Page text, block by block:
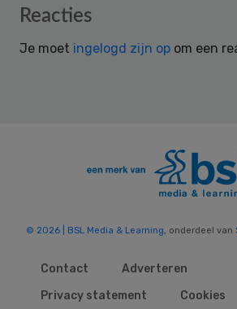
Reader
Reacties
Je moet ingelogd zijn op om een
© 2026 | BSL Media & Learning , onderdeel van
Contact
Adverteren
Privacy statement
Cookies